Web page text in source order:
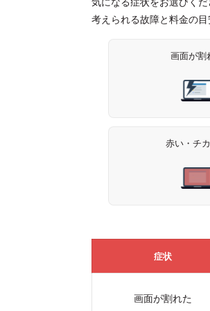
考えられる故障と料金の目
画面が割
赤い・チ
症状
画面が割れた